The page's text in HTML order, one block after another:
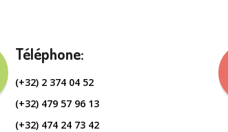
Téléphone:
(+32) 2 374 04 52
(+32) 479 57 96 13
(+32) 474 24 73 42